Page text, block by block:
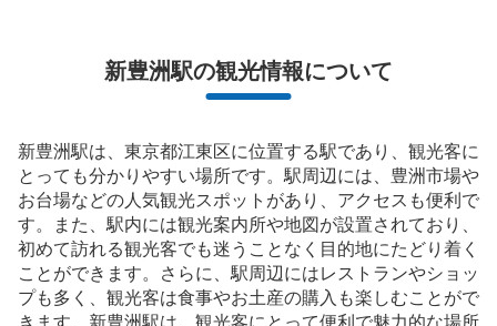
チームラボプラネッツTOKYODMM豊洲近
くゆりかもめ新豊洲駅改札内トイレ前コイ
新交通ゆりかもめ新豊洲駅駅から徒歩1分
本日の営業時間:05:00〜00:30
該当施設近くの新豊洲駅改札内トイレ前にあるコインロッ
カーになります。
新豊洲駅の観光情報について
新豊洲駅は、東京都江東区に位置する駅であり、観光客に
とっても分かりやすい場所です。駅周辺には、豊洲市場や
お台場などの人気観光スポットがあり、アクセスも便利で
す。また、駅内には観光案内所や地図が設置されており、
初めて訪れる観光客でも迷うことなく目的地にたどり着く
ことができます。さらに、駅周辺にはレストランやショッ
プも多く、観光客は食事やお土産の購入も楽しむことがで